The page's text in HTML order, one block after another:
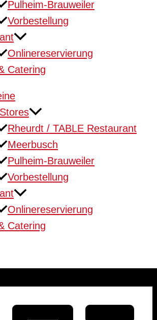
Pulheim-Brauweiler
Vorbestellung
Onlinereservierung
Catering
Rheurdt / TABLE Restaurant
Meerbusch
Pulheim-Brauweiler
Vorbestellung
Onlinereservierung
Catering